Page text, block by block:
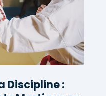
Discipline :